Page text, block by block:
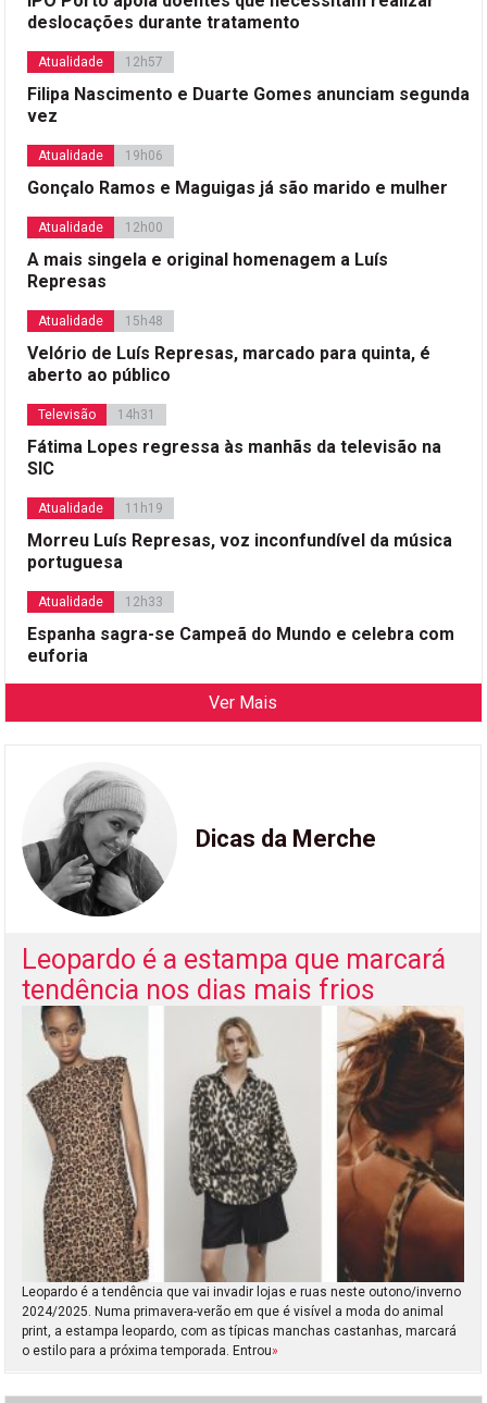
deslocações durante tratamento
Atualidade 12h57
Filipa Nascimento e Duarte Gomes anunciam segunda
vez
Atualidade 19h06
Gonçalo Ramos e Maguigas já são marido e mulher
Atualidade 12h00
A mais singela e original homenagem a Luís
Represas
Atualidade 15h48
Velório de Luís Represas, marcado para quinta, é
aberto ao público
Televisão 14h31
Fátima Lopes regressa às manhãs da televisão na
SIC
Atualidade 11h19
Morreu Luís Represas, voz inconfundível da música
portuguesa
Atualidade 12h33
Espanha sagra-se Campeã do Mundo e celebra com
euforia
Ver Mais
Dicas da Merche
Leopardo é a estampa que marcará
tendência nos dias mais frios
Leopardo é a tendência que vai invadir lojas e ruas neste outono/inverno
2024/2025. Numa primavera-verão em que é visível a moda do animal
print, a estampa leopardo, com as típicas manchas castanhas, marcará
o estilo para a próxima temporada. Entrou»